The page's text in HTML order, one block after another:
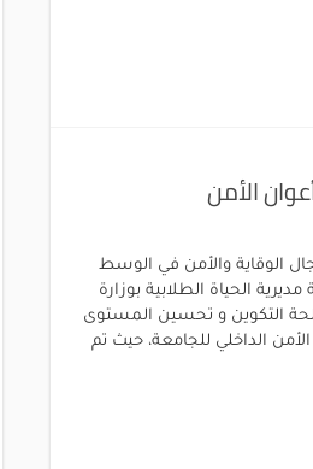
الأمن
في مجال الوقاية والأمن في الوسط
الحياة الطلابية بوزارة
التكوين و تحسين المستوى
الداخلي للجامعة، حيث تم